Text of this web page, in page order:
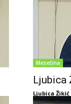
Mesečina
Ljubica
Ljubica Žikić